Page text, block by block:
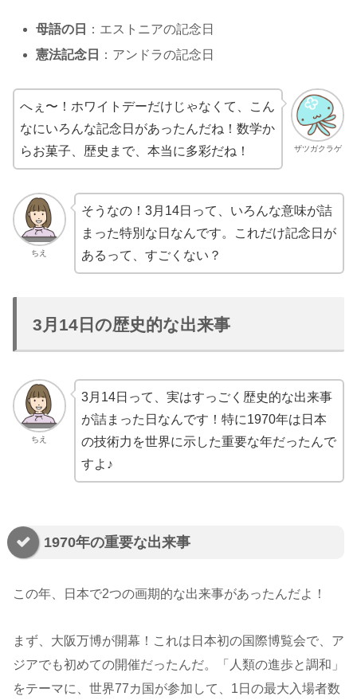
母語の日
：エストニアの記念日
憲法記念日
：アンドラの記念日
ザツガクラゲ
へぇ〜！ホワイトデーだけじゃなくて、こん
なにいろんな記念日があったんだね！数学か
らお菓子、歴史まで、本当に多彩だね！
ちえ
そうなの！3月14日って、いろんな意味が詰
まった特別な日なんです。これだけ記念日が
あるって、すごくない？
3月14日の歴史的な出来事
ちえ
3月14日って、実はすっごく歴史的な出来事
が詰まった日なんです！特に1970年は日本
の技術力を世界に示した重要な年だったんで
すよ♪
1970年の重要な出来事
この年、日本で2つの画期的な出来事があったんだよ！
まず、大阪万博が開幕！これは日本初の国際博覧会で、ア
ジアでも初めての開催だったんだ。「人類の進歩と調和」
をテーマに、世界77カ国が参加して、1日の最大入場者数